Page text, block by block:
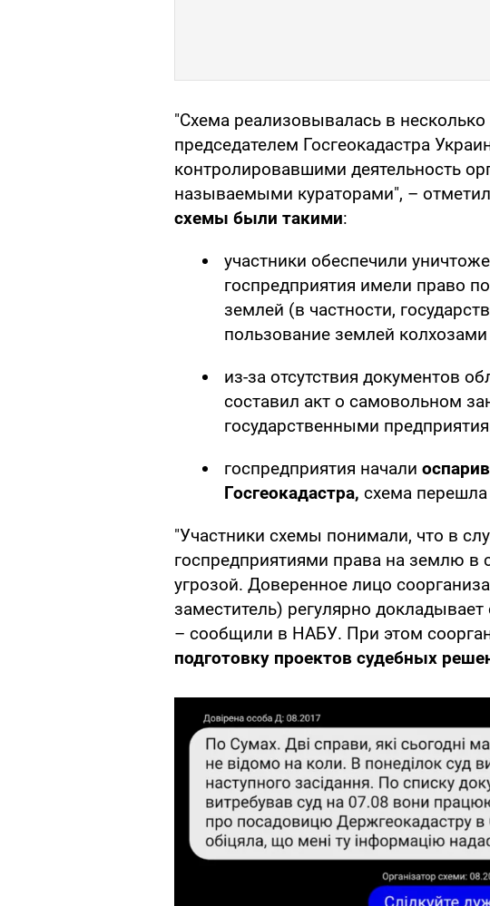
"Схема реализовывалась в
председателем Госгеокадастра
контролировавшими деятельность
называемыми кураторами", –
схемы были такими:
участники обеспечили
госпредприятия имели право
землей (в частности,
пользование землей колхозами
из-за отсутствия документов
составил акт о самовольном
государственными
госпредприятия начали
Госгеокадастра, схема
"Участники схемы понимали, что в
госпредприятиями права на землю в
угрозой. Доверенное лицо
заместитель) регулярно
– сообщили в НАБУ. При этом
подготовку проектов судебных